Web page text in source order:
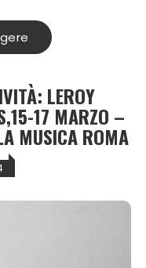
LEROY
17 MARZO –
MUSICA ROMA